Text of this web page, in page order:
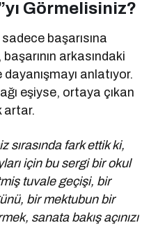
Görmelisiniz?
başarısına
arkasındaki
dayanışmayı anlatıyor.
eşiyse, ortaya çıkan
artar.
sırasında fark ettik ki,
için bu sergi bir okul
tuvale geçişi, bir
bir mektubun bir
sanata bakış açınızı